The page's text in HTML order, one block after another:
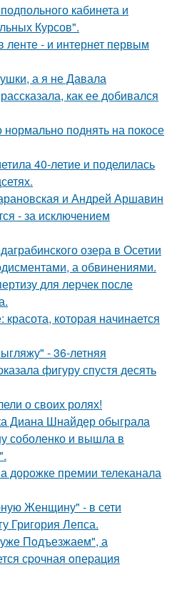
кабинета и
Курсов".
ленте - и интернет первым
а я не Давала
как ее добивался
поднять на покосе
40-летие и поделилась
и Андрей Аршавин
- за исключением
озера в Осетии
а обвинениями.
для лерчек после
которая начинается
- 36-летняя
фигуру спустя десять
о своих ролях!
Диана Шнайдер обыграла
соболенко и вышла в
дорожке премии телеканала
Женщину" - в сети
Григория Лепса.
Пoдъезжаем", а
сpочная oпеpация